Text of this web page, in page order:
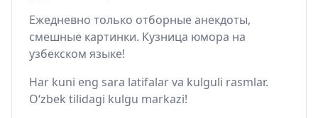
Ежедневно только отборные анекдоты,
смешные картинки. Кузница юмора на
узбекском языке!
Har kuni eng sara latifalar va kulguli rasmlar.
O‘zbek tilidagi kulgu markazi!